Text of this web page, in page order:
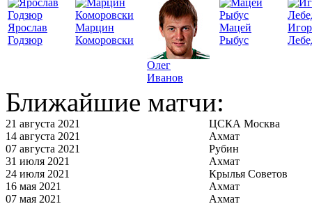
Ярослав
Годзюр
Марцин
Коморовски
Олег
Иванов
Мацей
Рыбус
Ближайшие матчи:
21 августа 2021
ЦСКА Москва
14 августа 2021
Ахмат
07 августа 2021
Рубин
31 июля 2021
Ахмат
24 июля 2021
Крылья Советов
16 мая 2021
Ахмат
07 мая 2021
Ахмат